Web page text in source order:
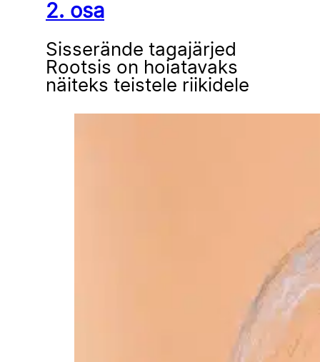
2. osa
Sisserände tagajärjed
Rootsis on hoiatavaks
näiteks teistele riikidele